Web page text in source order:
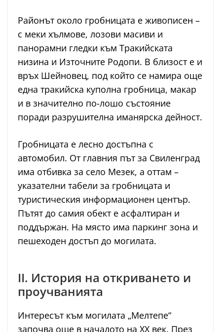
Районът около гробницата е живописен –
с меки хълмове, лозови масиви и
панорамни гледки към Тракийската
низина и Източните Родопи. В близост е и
връх Шейновец, под който се намира още
една тракийска куполна гробница, макар
и в значително по-лошо състояние
поради разрушителна иманярска дейност.
Гробницата е лесно достъпна с
автомобил. От главния път за Свиленград
има отбивка за село Мезек, а оттам –
указателни табели за гробницата и
туристическия информационен център.
Пътят до самия обект е асфалтиран и
поддържан. На място има паркинг зона и
пешеходен достъп до могилата.
II. История на откриването и
проучванията
Интересът към могилата „Мелтепе“
започва още в началото на XX век. През